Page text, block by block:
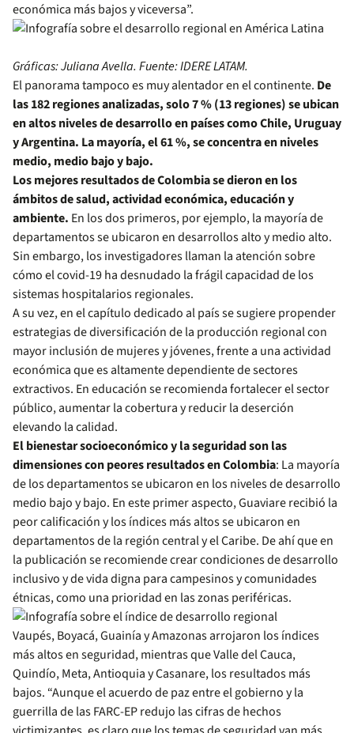
económica más bajos y viceversa”.
Gráficas: Juliana Avella. Fuente: IDERE LATAM.
El panorama tampoco es muy alentador en el continente. De
las 182 regiones analizadas, solo 7 % (13 regiones) se ubican
en altos niveles de desarrollo en países como Chile, Uruguay
y Argentina. La mayoría, el 61 %, se concentra en niveles
medio, medio bajo y bajo.
Los mejores resultados de Colombia se dieron en los
ámbitos de salud, actividad económica, educación y
ambiente. En los dos primeros, por ejemplo, la mayoría de
departamentos se ubicaron en desarrollos alto y medio alto.
Sin embargo, los investigadores llaman la atención sobre
cómo el covid-19 ha desnudado la frágil capacidad de los
sistemas hospitalarios regionales.
A su vez, en el capítulo dedicado al país se sugiere propender
estrategias de diversificación de la producción regional con
mayor inclusión de mujeres y jóvenes, frente a una actividad
económica que es altamente dependiente de sectores
extractivos. En educación se recomienda fortalecer el sector
público, aumentar la cobertura y reducir la deserción
elevando la calidad.
El bienestar socioeconómico y la seguridad son las
dimensiones con peores resultados en Colombia: La mayoría
de los departamentos se ubicaron en los niveles de desarrollo
medio bajo y bajo. En este primer aspecto, Guaviare recibió la
peor calificación y los índices más altos se ubicaron en
departamentos de la región central y el Caribe. De ahí que en
la publicación se recomiende crear condiciones de desarrollo
inclusivo y de vida digna para campesinos y comunidades
étnicas, como una prioridad en las zonas periféricas.
Vaupés, Boyacá, Guainía y Amazonas arrojaron los índices
más altos en seguridad, mientras que Valle del Cauca,
Quindío, Meta, Antioquia y Casanare, los resultados más
bajos. “Aunque el acuerdo de paz entre el gobierno y la
guerrilla de las FARC-EP redujo las cifras de hechos